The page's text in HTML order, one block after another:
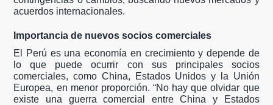
acuerdos internacionales.
Importancia de nuevos socios comerciales
El Perú es una economía en crecimiento y depende de
lo que puede ocurrir con sus principales socios
comerciales, como China, Estados Unidos y la Unión
Europea, en menor proporción. “No hay que olvidar que
existe una guerra comercial entre China y Estados